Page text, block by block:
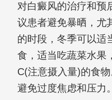
对白癜风的治疗和预
议患者避免暴晒，尤
的时段，冬季可以适
食，适当吃蔬菜水果
C(注意摄入量)的食
避免过度焦虑和压力。